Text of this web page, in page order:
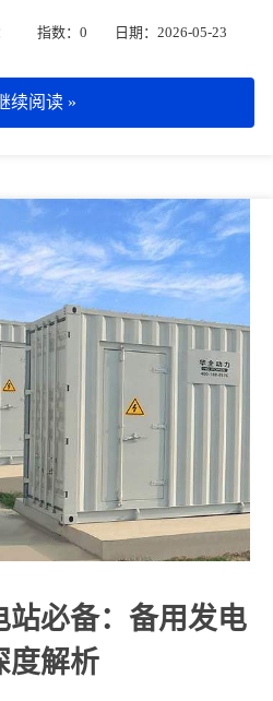
指数：0 日期：2026-05-23
续阅读 »
站必备：备用发电
度解析